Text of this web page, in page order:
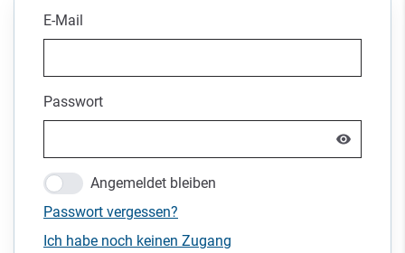
E-Mail
Passwort
Angemeldet bleiben
Passwort vergessen?
Ich habe noch keinen Zugang